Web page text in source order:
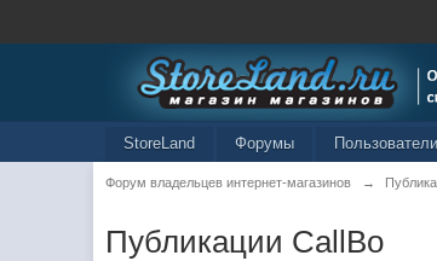
StoreLand Форумы Пользователи
Форум владельцев интернет-магазинов →
Публикации CallBo